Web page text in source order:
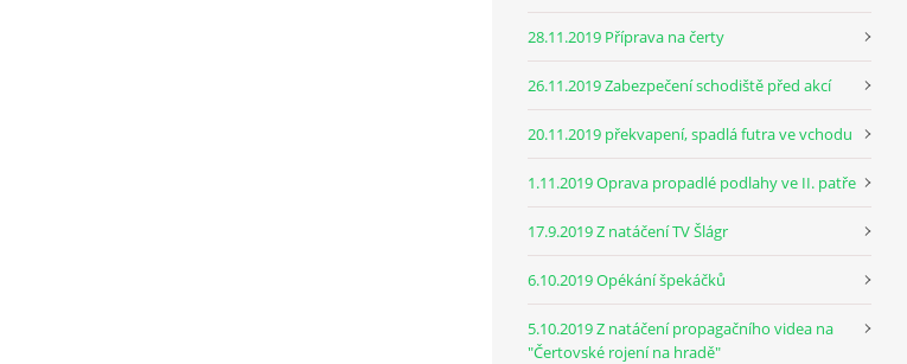
28.11.2019 Příprava na čerty
26.11.2019 Zabezpečení schodiště před akcí
20.11.2019 překvapení, spadlá futra ve vchodu
1.11.2019 Oprava propadlé podlahy ve II. patře
17.9.2019 Z natáčení TV Šlágr
6.10.2019 Opékání špekáčků
5.10.2019 Z natáčení propagačního videa na
"Čertovské rojení na hradě"